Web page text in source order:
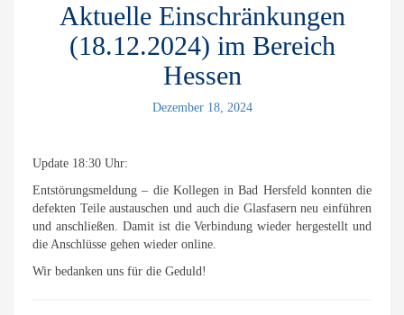
Aktuelle Einschränkungen
(18.12.2024) im Bereich
Hessen
Dezember 18, 2024
Update 18:30 Uhr:
Entstörungsmeldung – die Kollegen in Bad Hersfeld konnten die
defekten Teile austauschen und auch die Glasfasern neu einführen
und anschließen. Damit ist die Verbindung wieder hergestellt und
die Anschlüsse gehen wieder online.
Wir bedanken uns für die Geduld!